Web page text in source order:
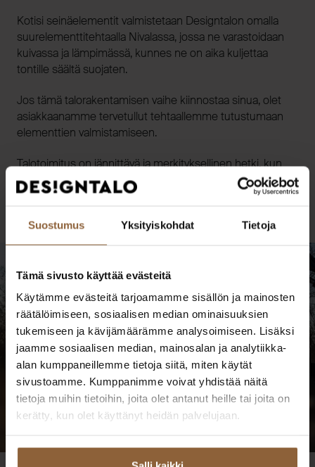
Suostumus Yksityiskohdat Tietoja
Tämä sivusto käyttää evästeitä
Käytämme evästeitä tarjoamamme sisällön ja mainosten
räätälöimiseen, sosiaalisen median ominaisuuksien
tukemiseen ja kävijämäärämme analysoimiseen. Lisäksi
jaamme sosiaalisen median, mainosalan ja analytiikka-
alan kumppaneillemme tietoja siitä, miten käytät
sivustoamme. Kumppanimme voivat yhdistää näitä
tietoja muihin tietoihin, joita olet antanut heille tai joita on
kerätty, kun olet käyttänyt heidän palvelujaan.
Kotisi seinäelementit valmistetaan Designtalon omalla
suurelementtitehtaalla Nivalassa, jossa ne varastoidaan
kuivassa ja lämpimässä, kunnes ne on aika kuljettaa
tontille säältä suojaten.
Jos tämä talorakentamisen vaihe kiinnostaa sinua, olet
asiakkaanamme tervetullut tehtaallemme tutustumaan
elementtien valmistamiseen.
Talotoimitus on jännittävä ja merkityksellinen hetki, kun
haaveet alkavat vihdoin konkretisoitumaan. Tontilla kotisi
on pystyssä ja säältä suojassa muutamassa